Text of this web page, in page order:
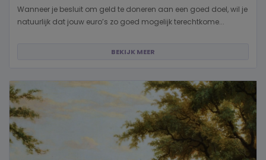
Wanneer je besluit om geld te doneren aan een goed doel, wil je
natuurlijk dat jouw euro’s zo goed mogelijk terechtkome...
BEKIJK MEER